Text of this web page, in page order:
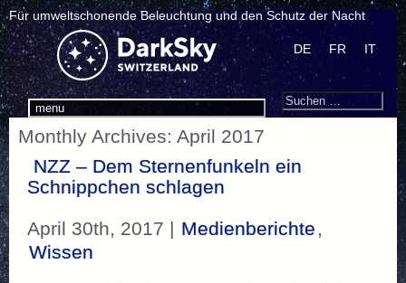
Für umweltschonende Beleuchtung und den Schutz der Nacht
menu
DE FR IT
Search
Suchen
Monthly Archives: April 2017
NZZ – Dem Sternenfunkeln ein
Schnippchen schlagen
April 30th, 2017 | Medienberichte ,
Wissen